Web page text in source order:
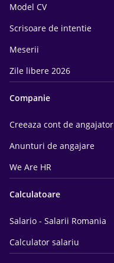
Model CV
Scrisoare de intentie
Meserii
Zile libere 2026
Companie
Creeaza cont de angajator
Anunturi de angajare
We Are HR
Calculatoare
Salario - Salarii Romania
Calculator salariu